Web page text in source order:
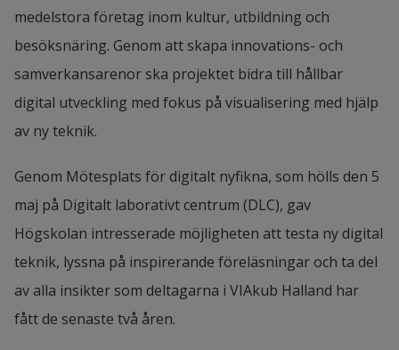
medelstora företag inom kultur, utbildning och
besöksnäring. Genom att skapa innovations- och
samverkansarenor ska projektet bidra till hållbar
digital utveckling med fokus på visualisering med hjälp
av ny teknik.
Genom Mötesplats för digitalt nyfikna, som hölls den 5
maj på Digitalt laborativt centrum (DLC), gav
Högskolan intresserade möjligheten att testa ny digital
teknik, lyssna på inspirerande föreläsningar och ta del
av alla insikter som deltagarna i VIAkub Halland har
fått de senaste två åren.